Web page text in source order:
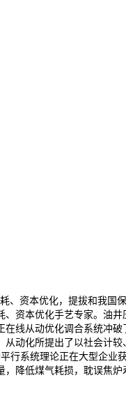
本优化，提拔和我国
资本优化手艺专家。油
线从动优化调合系统冲
动化所提出了以社会计
行系统理论正在大型企
降低煤气耗损，耽误焦